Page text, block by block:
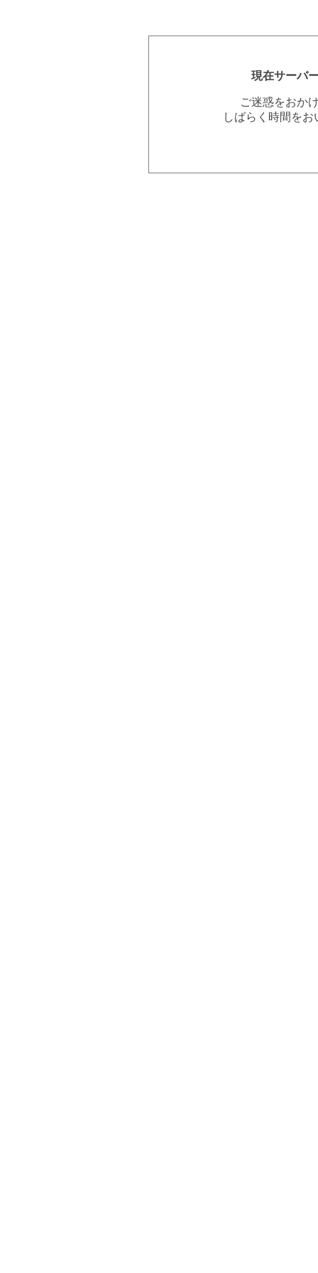
現在サーバ
ご迷惑をおか
しばらく時間を